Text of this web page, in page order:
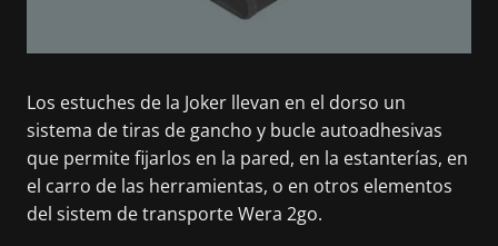
Los estuches de la Joker llevan en el dorso un
sistema de tiras de gancho y bucle autoadhesivas
que permite fijarlos en la pared, en la estanterías, en
el carro de las herramientas, o en otros elementos
del sistem de transporte Wera 2go.